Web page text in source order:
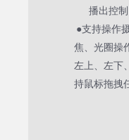
播出控
●支持操作
焦、光圈操
左上、左下
持鼠标拖拽